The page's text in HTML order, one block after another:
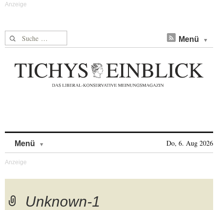
Suche nach: Menü
Menü Do, 6. Aug 2026
Unknown-1